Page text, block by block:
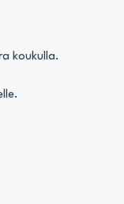
koukulla.